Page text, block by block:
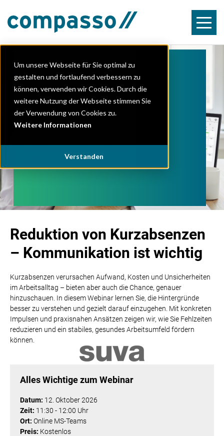
Um unsere Webseite für Sie optimal zu
gestalten und fortlaufend verbessern zu
können, verwenden wir Cookies. Durch die
weitere Nutzung der Webseite stimmen Sie
der Verwendung von Cookies zu.
Weitere Informationen
Verstanden
Kostenlos am Online-
Webinar teilnehmen
Reduktion von
Kurzabsenzen
Reduktion von Kurzabsenzen
– Kommunikation ist wichtig
Kurzabsenzen verursachen Aufwand, Kosten und Unsicherheiten
im Arbeitsalltag – bieten aber auch die Chance, genauer
hinzuschauen. In diesem Webinar lernen Sie, die Hintergründe
besser zu verstehen und gezielt darauf einzugehen. Mit konkreten
Impulsen und praxisnahen Ansätzen zeigen wir, wie Sie Fehlzeiten
reduzieren und ein stabiles, gesundes Arbeitsumfeld fördern
können.
Alles Wichtige zum Webinar
Datum: 12. Oktober 2026
Zeit: 11:30 - 12:00 Uhr
Ort: Online MS-Teams
Preis: Kostenlos